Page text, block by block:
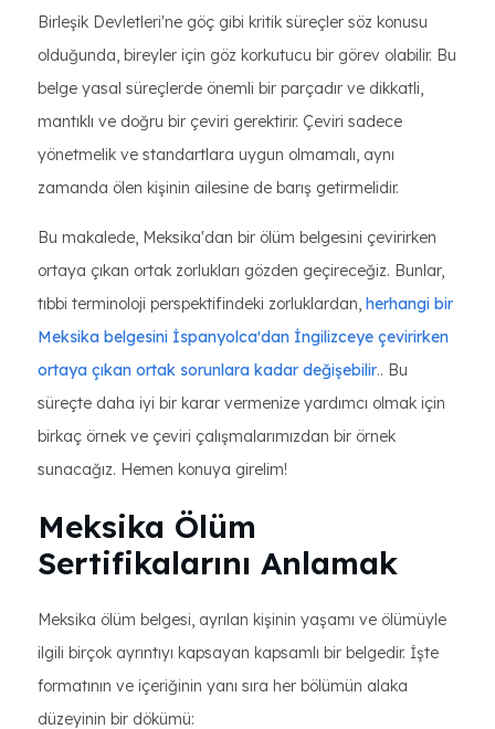
Birleşik Devletleri'ne göç gibi kritik süreçler söz konusu
olduğunda, bireyler için göz korkutucu bir görev olabilir. Bu
belge yasal süreçlerde önemli bir parçadır ve dikkatli,
mantıklı ve doğru bir çeviri gerektirir. Çeviri sadece
yönetmelik ve standartlara uygun olmamalı, aynı
zamanda ölen kişinin ailesine de barış getirmelidir.
Bu makalede, Meksika'dan bir ölüm belgesini çevirirken
ortaya çıkan ortak zorlukları gözden geçireceğiz. Bunlar,
tıbbi terminoloji perspektifindeki zorluklardan, herhangi bir
Meksika belgesini İspanyolca'dan İngilizceye çevirirken
ortaya çıkan ortak sorunlara kadar değişebilir.. Bu
süreçte daha iyi bir karar vermenize yardımcı olmak için
birkaç örnek ve çeviri çalışmalarımızdan bir örnek
sunacağız. Hemen konuya girelim!
Meksika Ölüm
Sertifikalarını Anlamak
Meksika ölüm belgesi, ayrılan kişinin yaşamı ve ölümüyle
ilgili birçok ayrıntıyı kapsayan kapsamlı bir belgedir. İşte
formatının ve içeriğinin yanı sıra her bölümün alaka
düzeyinin bir dökümü: